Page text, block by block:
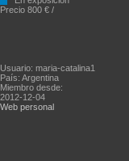
Precio 800 € /
Usuario: maria-catalina1
País: Argentina
Miembro desde:
2012-12-04
Web personal